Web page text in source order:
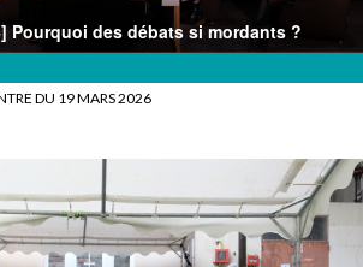
Pourquoi des débats si mordants ?
DU 19 MARS 2026